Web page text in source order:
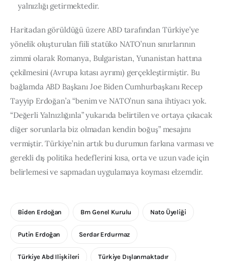
yalnızlığı getirmektedir.
Haritadan görüldüğü üzere ABD tarafından Türkiye’ye
yönelik oluşturulan fiili statüko NATO’nun sınırlarının
zimmi olarak Romanya, Bulgaristan, Yunanistan hattına
çekilmesini (Avrupa kıtası ayrımı) gerçekleştirmiştir. Bu
bağlamda ABD Başkanı Joe Biden Cumhurbaşkanı Recep
Tayyip Erdoğan’a “benim ve NATO’nun sana ihtiyacı yok.
“Değerli Yalnızlığınla” yukarıda belirtilen ve ortaya çıkacak
diğer sorunlarla biz olmadan kendin boğuş” mesajını
vermiştir. Türkiye’nin artık bu durumun farkına varması ve
gerekli dış politika hedeflerini kısa, orta ve uzun vade için
belirlemesi ve sapmadan uygulamaya koyması elzemdir.
Biden Erdoğan Bm Genel Kurulu Nato Üyeliği
Putin Erdoğan Serdar Erdurmaz
Türkiye Abd Ilişkileri Türkiye Dışlanmaktadır